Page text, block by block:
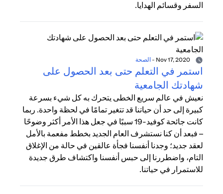
السفر وقسائم الهدايا.
- الصحة
استمر في التعلم حتى بعد الحصول على
شهادتك الجامعية
نعيش في عالم سريع الخطى يتحرك به كل شيء بسرعة
كبيرة إلى حد أن حياتنا قد تتغير تمامًا في لحظة واحدة. ربما
كانت جائحة كوفيد-19 سببًا في جعل هذا الأمر أكثر وضوحًا
– فبعد أن كنا نستشرف العام الجديد بخطط مفعمة بالأمل
لعقد جديد؛ وجدنا أنفسنا فجأة عالقين في حالة من الإغلاق
التام، واضطررنا إلى حبس أنفسنا واكتشاف طرق جديدة
للاستمرار في حياتنا.